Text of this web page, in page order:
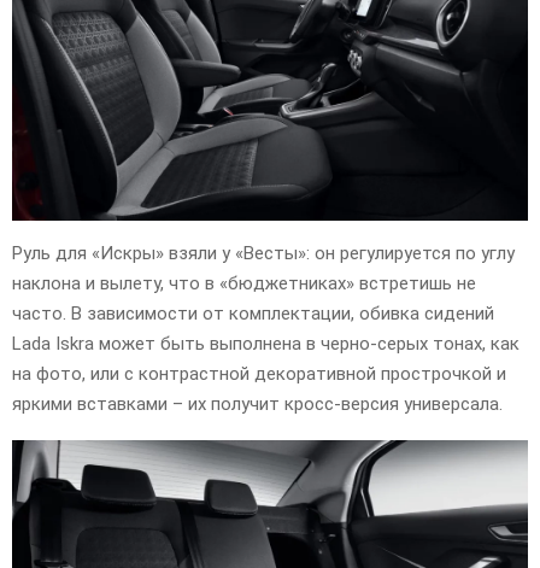
Руль для «Искры» взяли у «Весты»: он регулируется по углу
наклона и вылету, что в «бюджетниках» встретишь не
часто. В зависимости от комплектации, обивка сидений
Lada Iskra может быть выполнена в черно-серых тонах, как
на фото, или с контрастной декоративной прострочкой и
яркими вставками – их получит кросс-версия универсала.